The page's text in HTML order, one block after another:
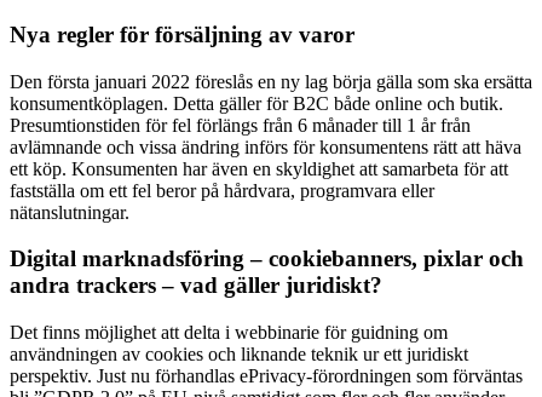
Nya regler för försäljning av varor
Den första januari 2022 föreslås en ny lag börja gälla som ska ersätta
konsumentköplagen. Detta gäller för B2C både online och butik.
Presumtionstiden för fel förlängs från 6 månader till 1 år från
avlämnande och vissa ändring införs för konsumentens rätt att häva
ett köp. Konsumenten har även en skyldighet att samarbeta för att
fastställa om ett fel beror på hårdvara, programvara eller
nätanslutningar.
Digital marknadsföring – cookiebanners, pixlar och
andra trackers – vad gäller juridiskt?
Det finns möjlighet att delta i webbinarie för guidning om
användningen av cookies och liknande teknik ur ett juridiskt
perspektiv. Just nu förhandlas ePrivacy-förordningen som förväntas